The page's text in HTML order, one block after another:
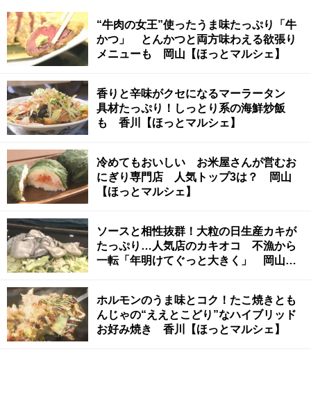
“牛肉の女王”使ったうま味たっぷり「牛
かつ」 とんかつと両方味わえる欲張り
メニューも 岡山【ほっとマルシェ】
香りと辛味がクセになるマーラータン
具材たっぷり！しっとり系の海鮮炒飯
も 香川【ほっとマルシェ】
冷めてもおいしい お米屋さんが営むお
にぎり専門店 人気トップ3は？ 岡山
【ほっとマルシェ】
ソースと相性抜群！大粒の日生産カキが
たっぷり…人気店のカキオコ 不漁から
一転「年明けてぐっと大きく」 岡山
ホルモンのうま味とコク！たこ焼きとも
んじゃの“ええとこどり”なハイブリッド
お好み焼き 香川【ほっとマルシェ】